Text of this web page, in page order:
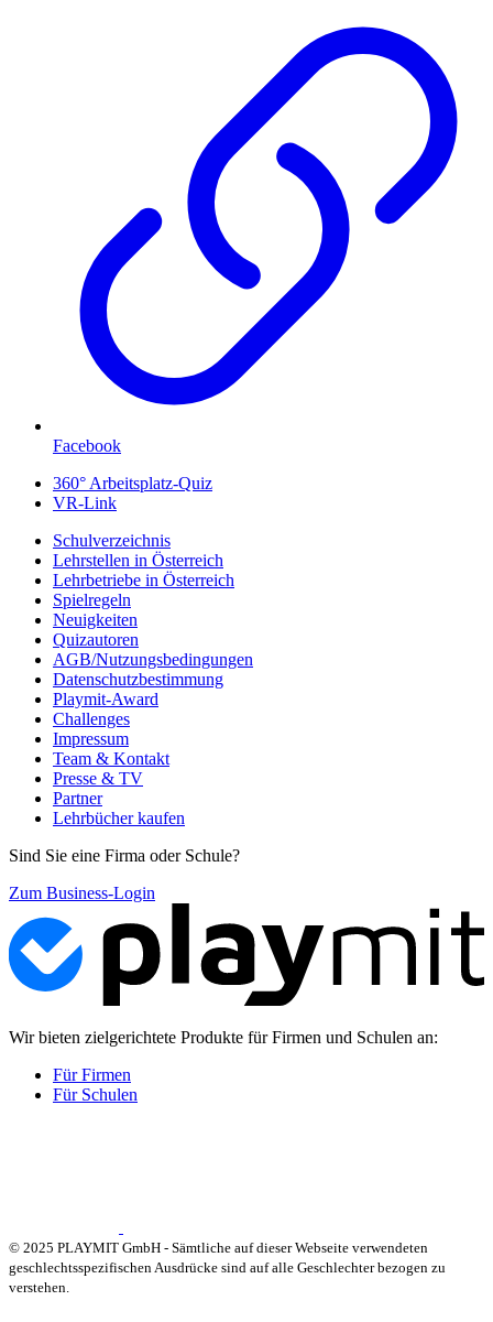
Facebook
360° Arbeitsplatz-Quiz
VR-Link
Schulverzeichnis
Lehrstellen in Österreich
Lehrbetriebe in Österreich
Spielregeln
Neuigkeiten
Quizautoren
AGB/Nutzungsbedingungen
Datenschutzbestimmung
Playmit-Award
Challenges
Impressum
Team & Kontakt
Presse & TV
Partner
Lehrbücher kaufen
Sind Sie eine Firma oder Schule?
Zum Business-Login
Wir bieten zielgerichtete Produkte für Firmen und Schulen an:
Für Firmen
Für Schulen
© 2025 PLAYMIT GmbH - Sämtliche auf dieser Webseite verwendeten
geschlechtsspezifischen Ausdrücke sind auf alle Geschlechter bezogen zu
verstehen.